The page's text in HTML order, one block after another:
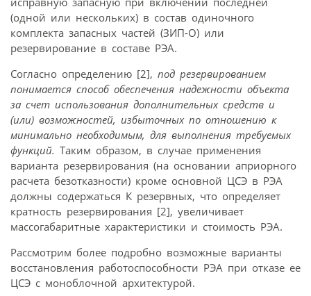
(одной или нескольких) в состав одиночного
комплекта запасных частей (ЗИП-О) или
резервирование в составе РЭА.
Согласно определению [2], под резервированием
понимается способ обеспечения надежности объекта
за счет использования дополнительных средств и
(или) возможностей, избыточных по отношению к
минимально необходимым, для выполнения требуемых
функций. Таким образом, в случае применения
варианта резервирования (на основании априорного
расчета безотказности) кроме основной ЦСЭ в РЭА
должны содержаться К резервных, что определяет
кратность резервирования [2], увеличивает
массогабаритные характеристики и стоимость РЭА.
Рассмотрим более подробно возможные варианты
восстановления работоспособности РЭА при отказе ее
ЦСЭ c моноблочной архитектурой.